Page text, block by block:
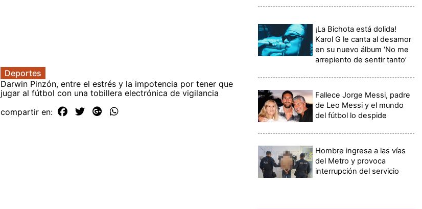
Deportes
Darwin Pinzón, entre el estrés y la impotencia por tener que
jugar al fútbol con una tobillera electrónica de vigilancia
compartir en:
¡La Bichota está dolida!
Karol G le canta al desamor
en su nuevo álbum ‘No me
arrepiento de sentir tanto’
Fallece Jorge Messi, padre
de Leo Messi y el mundo
del fútbol lo despide
Hombre ingresa a las vías
del Metro y provoca
interrupción del servicio